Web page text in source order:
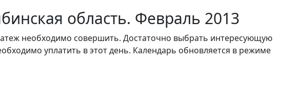
область. Февраль 2013
необходимо совершить. Достаточно выбрать интересующую
уплатить в этот день. Календарь обновляется в режиме